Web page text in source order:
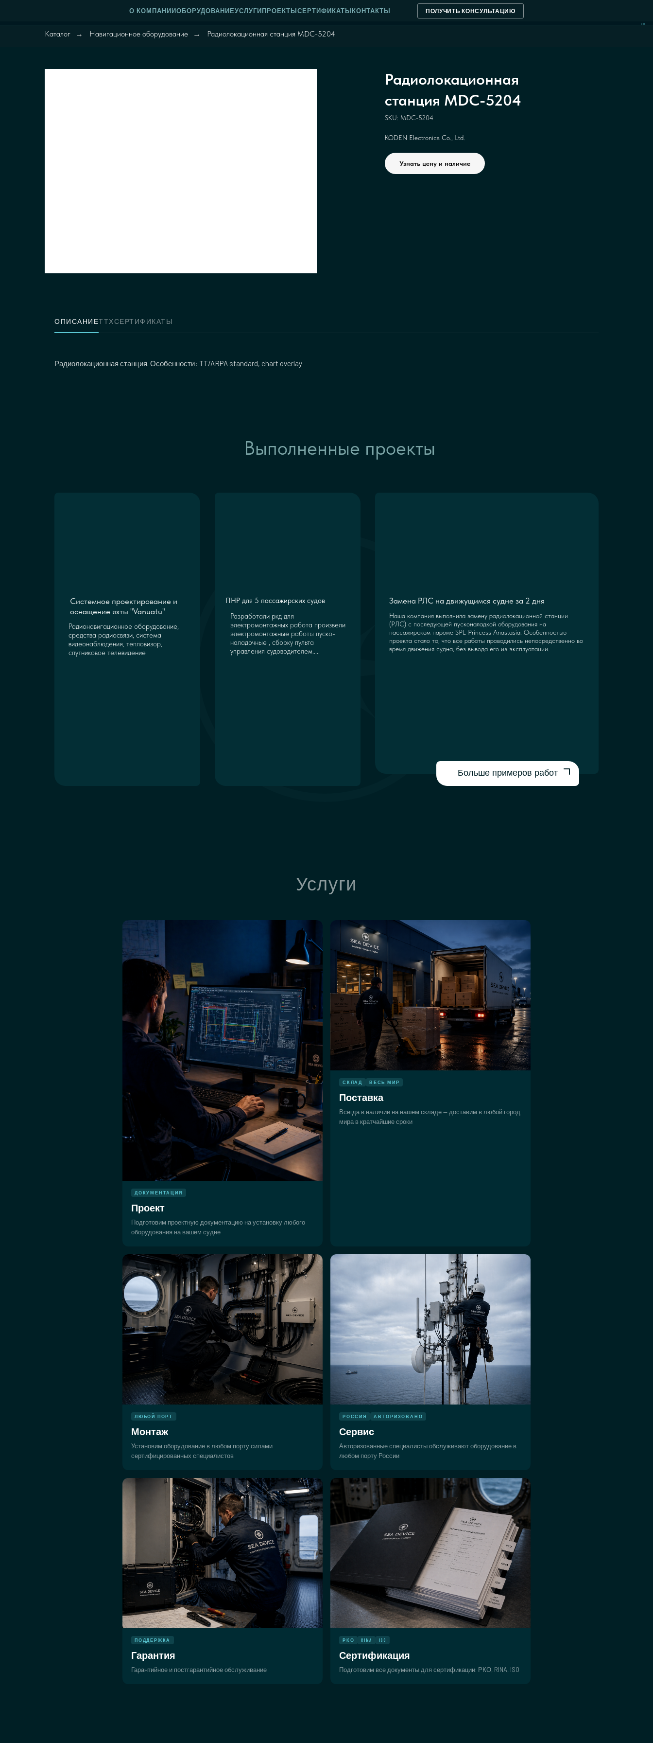
О КОМПАНИИОБОРУДОВАНИЕУСЛУГИПРОЕКТЫСЕРТИФИКАТЫКОНТАКТЫ ПОЛУЧИТЬ КОНСУЛЬТАЦИЮ
NM
Каталог → Навигационное оборудование → Радиолокационная станция MDC-5204
Радиолокационная
станция MDC-5204
SKU: MDC-5204
KODEN Elеctronics Co., Ltd.
Узнать цену и наличие
ОПИСАНИЕТТХСЕРТИФИКАТЫ
Радиолокационная станция. Особенности: TT/ARPA standard, chart overlay
Больше примеров работ
Наша компания выполнила замену радиолокационной станции
(РЛС) с последующей пусконаладкой оборудования на
пассажирском пароме SPL Princess Anastasia. Особенностью
проекта стало то, что все работы проводились непосредственно во
время движения судна, без вывода его из эксплуатации.
Замена РЛС на движущимся судне за 2 дня
Разработали ркд для
электромонтажных работа произвели
электромонтажные работы пуско-
наладочные , сборку пульта
управления судоводителем.....
ПНР для 5 пассажирских судов
Радионавигационное оборудование,
средства радиосвязи, система
видеонаблюдения, тепловизор,
спутниковое телевидение
Системное проектирование и
оснащение яхты "Vanuatu"
Выполненные проекты
Услуги
ДОКУМЕНТАЦИЯ
Проект
Подготовим проектную документацию на установку любого
оборудования на вашем судне
СКЛАД ВЕСЬ МИР
Поставка
Всегда в наличии на нашем складе — доставим в любой город
мира в кратчайшие сроки
ЛЮБОЙ ПОРТ
Монтаж
Установим оборудование в любом порту силами
сертифицированных специалистов
РОССИЯ АВТОРИЗОВАНО
Сервис
Авторизованные специалисты обслуживают оборудование в
любом порту России
ПОДДЕРЖКА
Гарантия
Гарантийное и постгарантийное обслуживание
РКО RINA ISO
Сертификация
Подготовим все документы для сертификации: РКО, RINA, ISO